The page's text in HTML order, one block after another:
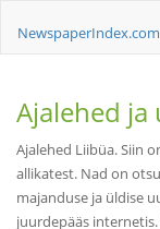
NewspaperIndex.com
Ajalehed ja
Ajalehed Liibüa. Siin
allikatest. Nad on
majanduse ja üldise
juurdepääs